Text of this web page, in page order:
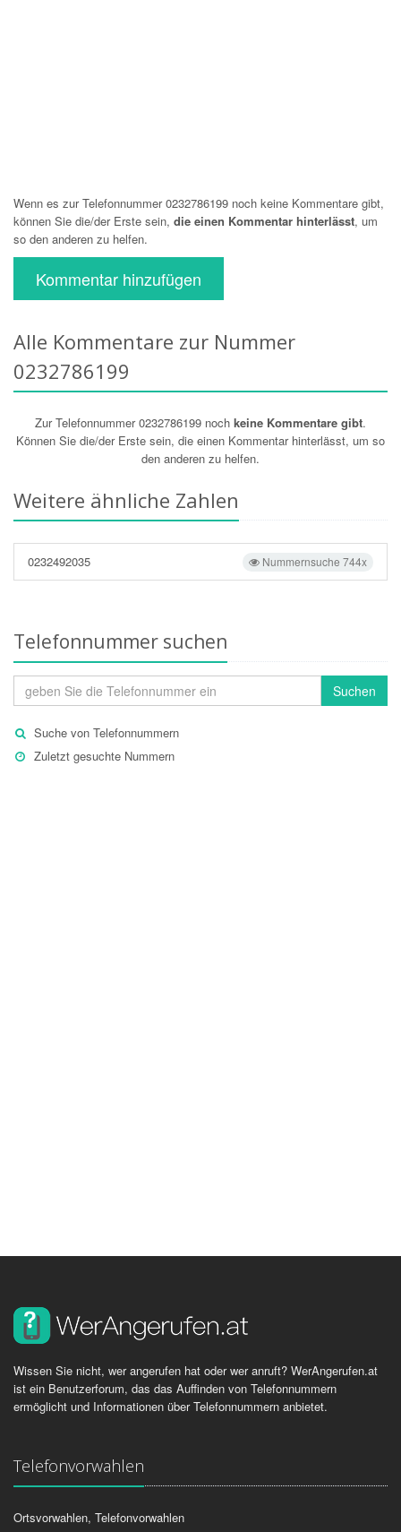
Wenn es zur Telefonnummer 0232786199 noch keine Kommentare gibt,
können Sie die/der Erste sein, die einen Kommentar hinterlässt, um
so den anderen zu helfen.
Kommentar hinzufügen
Alle Kommentare zur Nummer
0232786199
Zur Telefonnummer 0232786199 noch keine Kommentare gibt.
Können Sie die/der Erste sein, die einen Kommentar hinterlässt, um so
den anderen zu helfen.
Weitere ähnliche Zahlen
Nummernsuche 744x
0232492035
Telefonnummer suchen
Suchen
Suche von Telefonnummern
Zuletzt gesuchte Nummern
Wissen Sie nicht, wer angerufen hat oder wer anruft? WerAngerufen.at
ist ein Benutzerforum, das das Auffinden von Telefonnummern
ermöglicht und Informationen über Telefonnummern anbietet.
Telefonvorwahlen
Ortsvorwahlen, Telefonvorwahlen